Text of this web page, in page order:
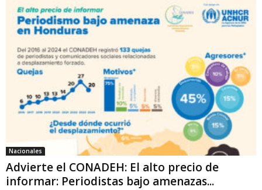
Nacionales
Advierte el CONADEH: El alto precio de
informar: Periodistas bajo amenazas...